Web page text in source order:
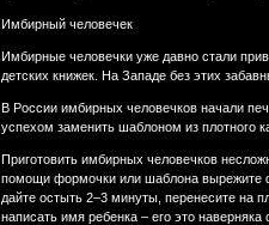
Имбирный человечек
Имбирные человечки уже давно стали
детских книжек. На Западе без этих
В России имбирных человечков начали
успехом заменить шаблоном из плотного
Приготовить имбирных человечков
помощи формочки или шаблона вырежите
дайте остыть 2–3 минуты, перенесите на
написать имя ребенка – его это наверняка